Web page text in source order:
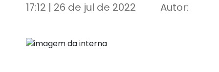
17:12 | 26 de jul de 2022 Autor: